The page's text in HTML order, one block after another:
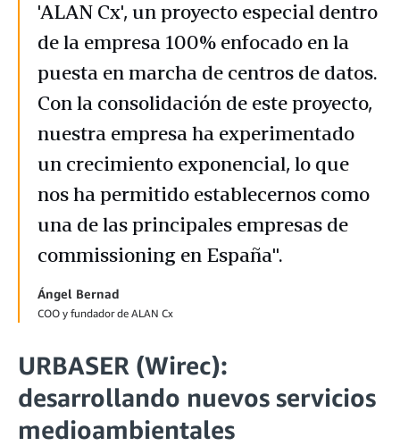
'ALAN Cx', un proyecto especial dentro
de la empresa 100% enfocado en la
puesta en marcha de centros de datos.
Con la consolidación de este proyecto,
nuestra empresa ha experimentado
un crecimiento exponencial, lo que
nos ha permitido establecernos como
una de las principales empresas de
commissioning en España".
Ángel Bernad
COO y fundador de ALAN Cx
URBASER (Wirec):
desarrollando nuevos servicios
medioambientales